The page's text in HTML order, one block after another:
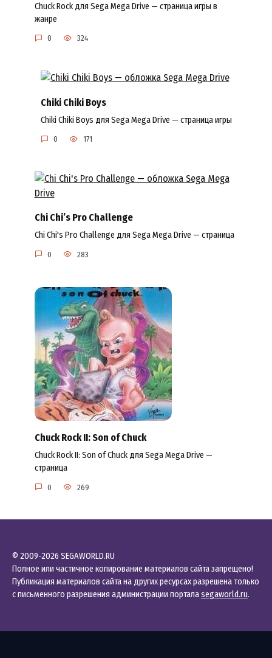
Chuck Rock для Sega Mega Drive — страница игры в
жанре
0 324
Chiki Chiki Boys
Chiki Chiki Boys для Sega Mega Drive — страница игры
0 171
Chi Chi’s Pro Challenge
Chi Chi's Pro Challenge для Sega Mega Drive — страница
0 283
Chuck Rock II: Son of Chuck
Chuck Rock II: Son of Chuck для Sega Mega Drive —
страница
0 269
© 2009-2026 SEGAWORLD.RU
Полное или частичное копирование материалов сайта запрещено!
Публикация материалов сайта на других ресурсах разрешена только
с письменного разрешения администрации порталаsegaworld.ru.